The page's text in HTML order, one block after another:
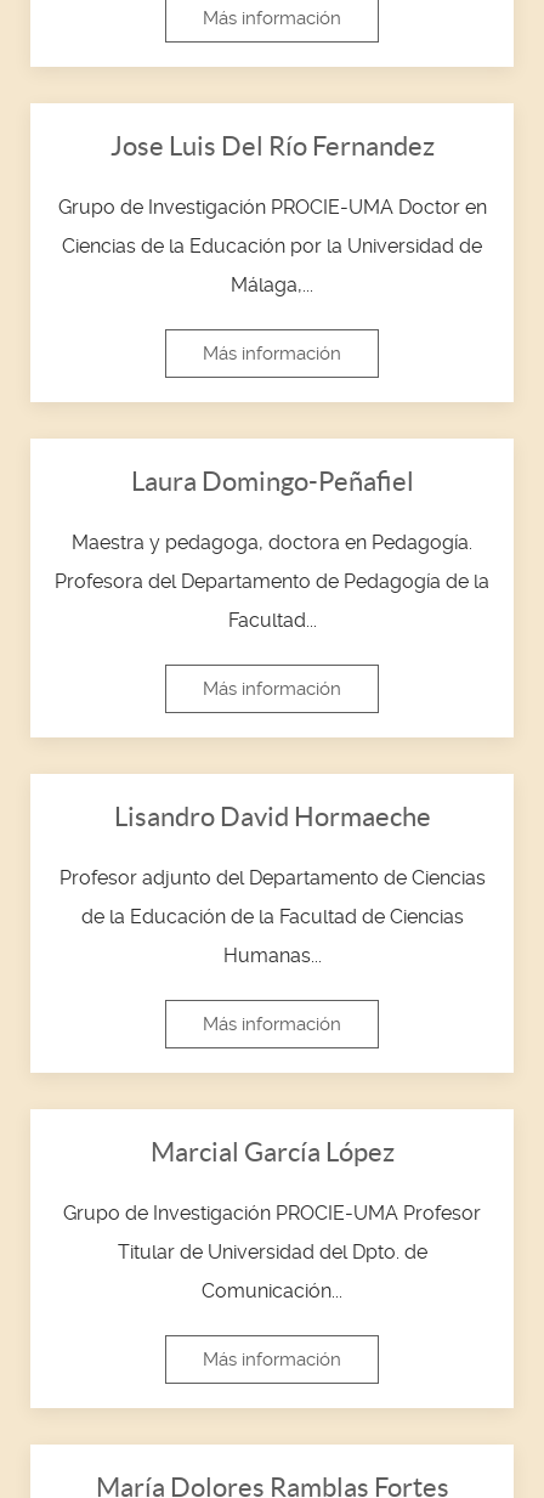
Más información
Jose Luis Del Río Fernandez
Grupo de Investigación PROCIE-UMA Doctor en
Ciencias de la Educación por la Universidad de
Málaga,...
Más información
Laura Domingo-Peñafiel
Maestra y pedagoga, doctora en Pedagogía.
Profesora del Departamento de Pedagogía de la
Facultad...
Más información
Lisandro David Hormaeche
Profesor adjunto del Departamento de Ciencias
de la Educación de la Facultad de Ciencias
Humanas...
Más información
Marcial García López
Grupo de Investigación PROCIE-UMA Profesor
Titular de Universidad del Dpto. de
Comunicación...
Más información
María Dolores Ramblas Fortes